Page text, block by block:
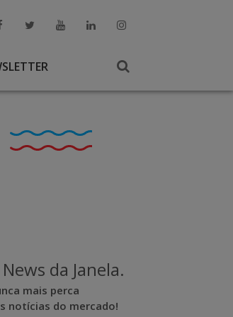
da Janela.
mais perca
notícias do mercado!